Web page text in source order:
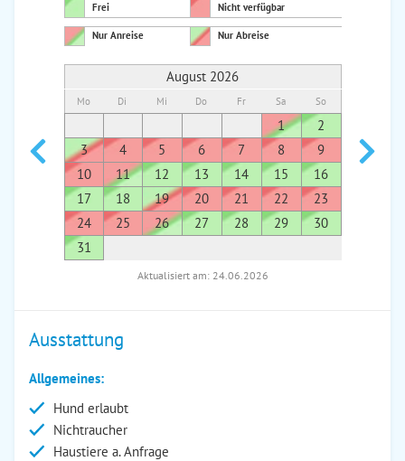
Frei Nicht verfügbar
Nur Anreise Nur Abreise
August 2026
Mo Di Mi Do Fr Sa So
1
2
3
4 5 6 7 8
9
10
11 12 13 14 15
16
17
18 19 20 21 22
23
24
25 26 27 28 29
30
31
7
Aktualisiert am: 24.06.2026
Ausstattung
Allgemeines:
Hund erlaubt
Nichtraucher
Haustiere a. Anfrage